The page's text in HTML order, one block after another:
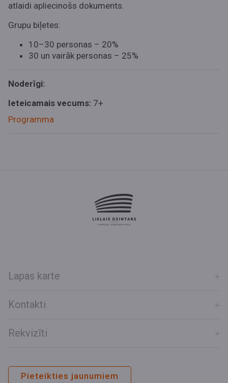
atlaidi apliecinošs dokuments.
Grupu biļetes:
10–30 personas – 20%
30 un vairāk personas – 25%
Noderīgi:
Ieteicamais vecums: 7+
Programma
Lapas karte
Kontakti
Rekvizīti
Pieteikties jaunumiem